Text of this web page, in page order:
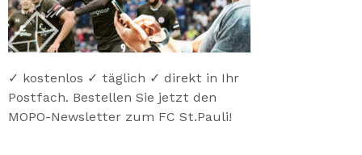
✓ kostenlos ✓ täglich ✓ direkt in Ihr
Postfach. Bestellen Sie jetzt den
MOPO-Newsletter zum FC St.Pauli!